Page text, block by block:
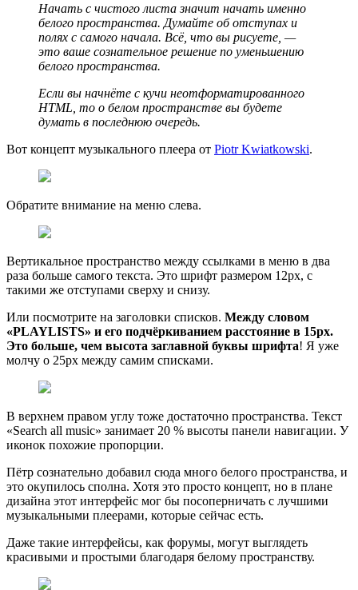
Начать с чистого листа значит начать именно
белого пространства. Думайте об отступах и
полях с самого начала. Всё, что вы рисуете, —
это ваше сознательное решение по уменьшению
белого пространства.
Если вы начнёте с кучи неотформатированного
HTML, то о белом пространстве вы будете
думать в последнюю очередь.
Вот концепт музыкального плеера от Piotr Kwiatkowski.
Обратите внимание на меню слева.
Вертикальное пространство между ссылками в меню в два
раза больше самого текста. Это шрифт размером 12px, с
такими же отступами сверху и снизу.
Или посмотрите на заголовки списков. Между словом
«PLAYLISTS» и его подчёркиванием расстояние в 15px.
Это больше, чем высота заглавной буквы шрифта! Я уже
молчу о 25px между самим списками.
В верхнем правом углу тоже достаточно пространства. Текст
«Search all music» занимает 20 % высоты панели навигации. У
иконок похожие пропорции.
Пётр сознательно добавил сюда много белого пространства, и
это окупилось сполна. Хотя это просто концепт, но в плане
дизайна этот интерфейс мог бы посоперничать с лучшими
музыкальными плеерами, которые сейчас есть.
Даже такие интерфейсы, как форумы, могут выглядеть
красивыми и простыми благодаря белому пространству.